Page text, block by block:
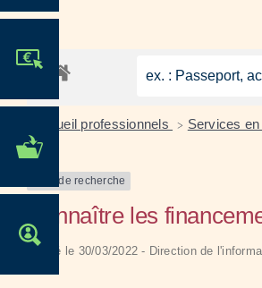
MES DÉMARCHES
Accueil professionnels > Services
Outil de recherche
Connaître les
Vérifié le 30/03/2022 - Direction de